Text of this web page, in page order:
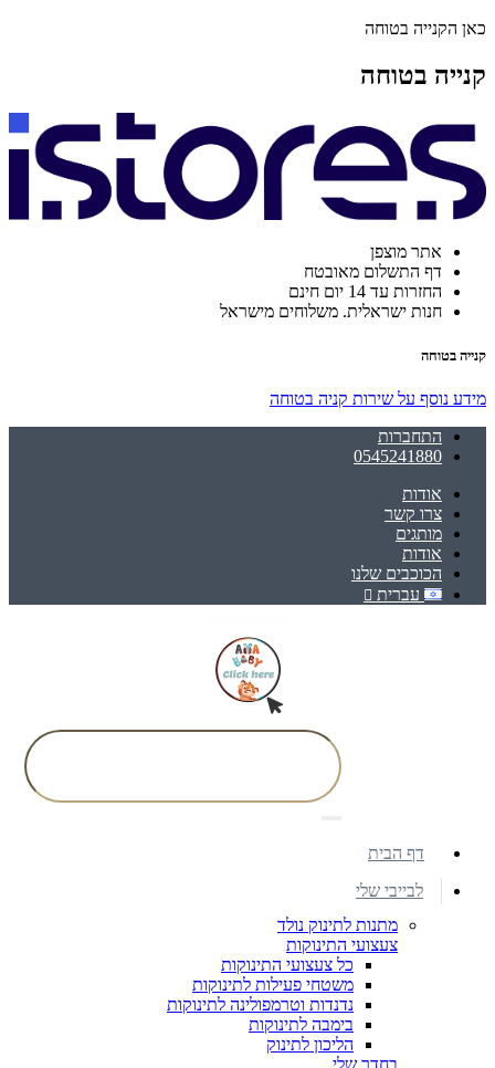
כאן הקנייה בטוחה
קנייה בטוחה
אתר מוצפן
דף התשלום מאובטח
החזרות עד 14 יום חינם
חנות ישראלית. משלוחים מישראל
קנייה בטוחה
מידע נוסף על שירות קניה בטוחה
התחברות
0545241880
אודות
צרו קשר
מותגים
אודות
הכוכבים שלנו
עברית
דף הבית
לבייבי שלי
מתנות לתינוק נולד
צעצועי התינוקות
כל צעצועי התינוקות
משטחי פעילות לתינוקות
נדנדות וטרמפולינה לתינוקות
בימבה לתינוקות
הליכון לתינוק
בחדר שלי